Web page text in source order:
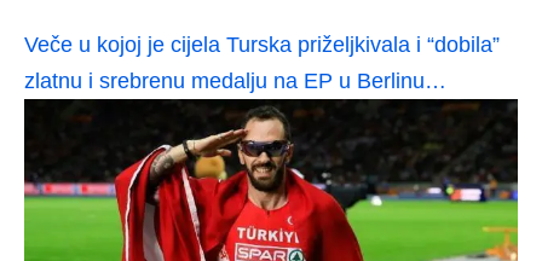
Veče u kojoj je cijela Turska priželjkivala i “dobila”
zlatnu i srebrenu medalju na EP u Berlinu…